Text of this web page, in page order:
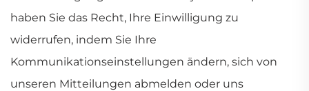
haben Sie das Recht, Ihre Einwilligung zu
widerrufen, indem Sie Ihre
Kommunikationseinstellungen ändern, sich von
unseren Mitteilungen abmelden oder uns